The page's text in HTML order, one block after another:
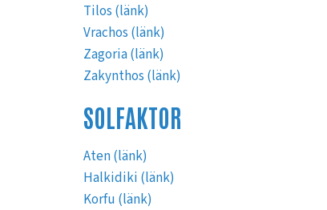
Tilos (länk)
Vrachos (länk)
Zagoria (länk)
Zakynthos (länk)
SOLFAKTOR
Aten (länk)
Halkidiki (länk)
Korfu (länk)